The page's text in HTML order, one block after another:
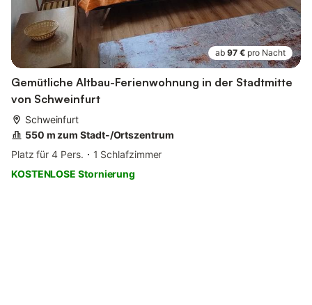
ab 97 € pro Nacht
Gemütliche Altbau-Ferienwohnung in der Stadtmitte
von Schweinfurt
Schweinfurt
550 m zum Stadt-/Ortszentrum
Platz für 4 Pers.
1 Schlafzimmer
KOSTENLOSE Stornierung